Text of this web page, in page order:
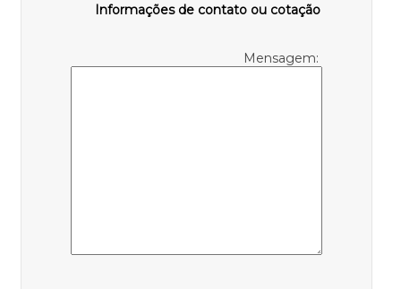
Informações de contato ou cotação
Mensagem: